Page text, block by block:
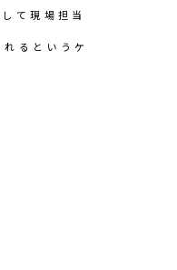
て現場担当
るというケ